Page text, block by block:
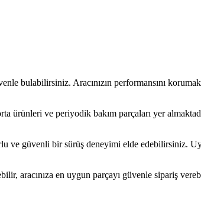
bulabilirsiniz. Aracınızın performansını
ürünleri ve periyodik bakım parçaları yer
ve güvenli bir sürüş deneyimi elde edebilirsiniz.
aracınıza en uygun parçayı güvenle sipariş